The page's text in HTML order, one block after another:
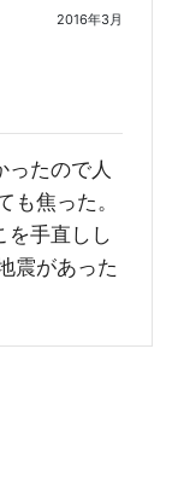
2016年3月
ったので人
も焦った。
を手直しし
震があった